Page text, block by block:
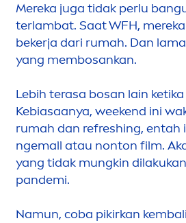
Mereka juga tidak perlu
terlambat. Saat WFH,
bekerja dari rumah. Dan
yang membosankan.
Lebih terasa bosan lain
Kebiasaanya, weekend ini
rumah dan refreshing, entah
ngemall atau nonton film.
yang tidak mungkin
pandemi.
Namun, coba pikirkan